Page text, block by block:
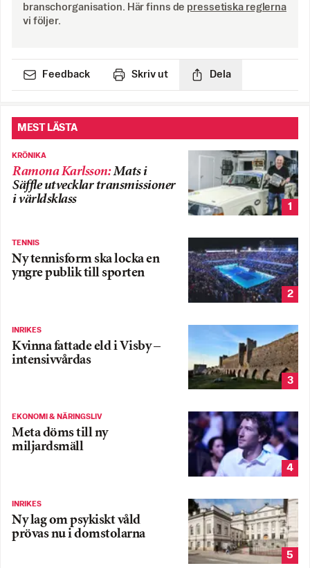
branschorganisation. Här finns de pressetiska reglerna
vi följer.
Feedback Skriv ut Dela
MEST LÄSTA
KRÖNIKA
Ramona Karlsson:Mats i
Säffle utvecklar transmissioner
i världsklass
1
TENNIS
Ny tennisform ska locka en
yngre publik till sporten
2
INRIKES
Kvinna fattade eld i Visby –
intensivvårdas
3
EKONOMI & NÄRINGSLIV
Meta döms till ny
miljardsmäll
4
INRIKES
Ny lag om psykiskt våld
prövas nu i domstolarna
5